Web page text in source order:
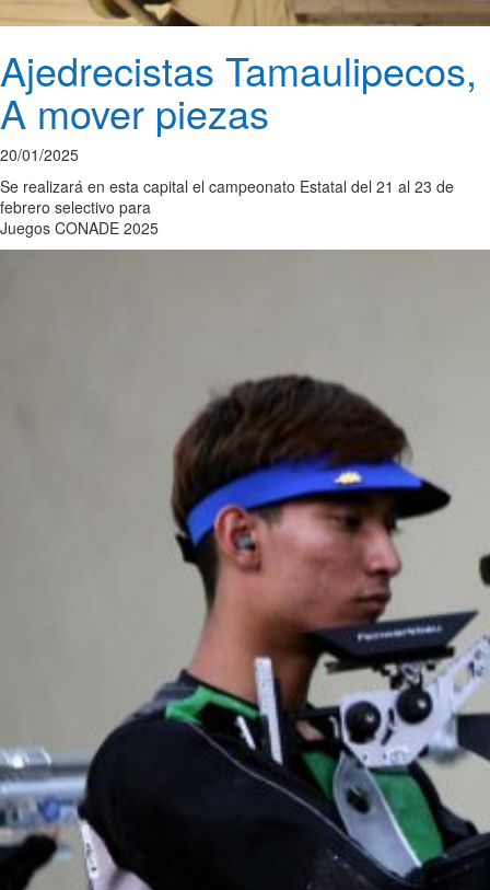
Ajedrecistas Tamaulipecos,
A mover piezas
20/01/2025
Se realizará en esta capital el campeonato Estatal del 21 al 23 de
febrero selectivo para
Juegos CONADE 2025